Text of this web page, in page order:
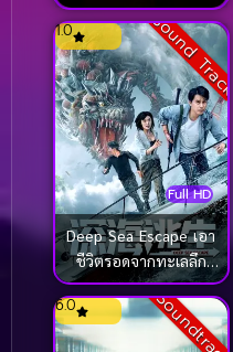
Sound Track
Full HD
1.0
Deep Sea Escape เอา
ชีวิตรอดจากทะเลลึก
(2022)
Soundtrack
6.0